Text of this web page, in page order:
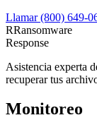
Llamar(800) 649-
RRansomware
Response
Asistencia experta
recuperar tus
Monitoreo